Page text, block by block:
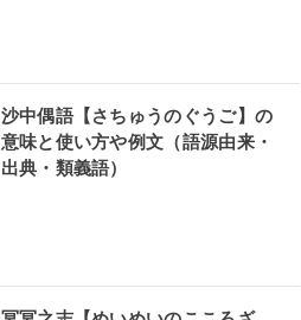
沙中偶語【さちゅうのぐうご】の
意味と使い方や例文（語源由来・
出典・類義語）